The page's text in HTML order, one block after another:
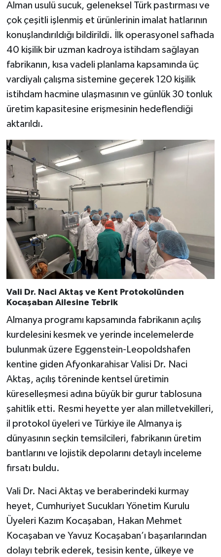
Alman usulü sucuk, geleneksel Türk pastırması ve
çok çeşitli işlenmiş et ürünlerinin imalat hatlarının
konuşlandırıldığı bildirildi. İlk operasyonel safhada
40 kişilik bir uzman kadroya istihdam sağlayan
fabrikanın, kısa vadeli planlama kapsamında üç
vardiyalı çalışma sistemine geçerek 120 kişilik
istihdam hacmine ulaşmasının ve günlük 30 tonluk
üretim kapasitesine erişmesinin hedeflendiği
aktarıldı.
Vali Dr. Naci Aktaş ve Kent Protokolünden
Kocaşaban Ailesine Tebrik
Almanya programı kapsamında fabrikanın açılış
kurdelesini kesmek ve yerinde incelemelerde
bulunmak üzere Eggenstein-Leopoldshafen
kentine giden Afyonkarahisar Valisi Dr. Naci
Aktaş, açılış töreninde kentsel üretimin
küreselleşmesi adına büyük bir gurur tablosuna
şahitlik etti. Resmi heyette yer alan milletvekilleri,
il protokol üyeleri ve Türkiye ile Almanya iş
dünyasının seçkin temsilcileri, fabrikanın üretim
bantlarını ve lojistik depolarını detaylı inceleme
fırsatı buldu.
Vali Dr. Naci Aktaş ve beraberindeki kurmay
heyet, Cumhuriyet Sucukları Yönetim Kurulu
Üyeleri Kazım Kocaşaban, Hakan Mehmet
Kocaşaban ve Yavuz Kocaşaban’ı başarılarından
dolayı tebrik ederek, tesisin kente, ülkeye ve